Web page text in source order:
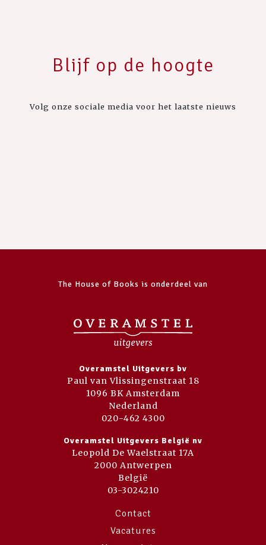
Blijf op de hoogte
Volg onze sociale media voor het laatste nieuws
The House of Books is onderdeel van
Overamstel Uitgevers bv
Paul van Vlissingenstraat 18
1096 BK Amsterdam
Nederland
020-462 4300
Overamstel Uitgevers België nv
Leopold De Waelstraat 17A
2000 Antwerpen
België
03-3024210
Contact
Vacatures